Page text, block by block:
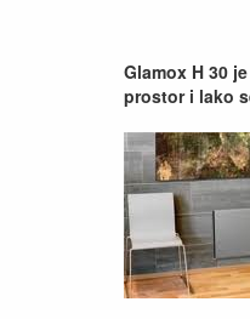
Glamox H 30
prostor i lako